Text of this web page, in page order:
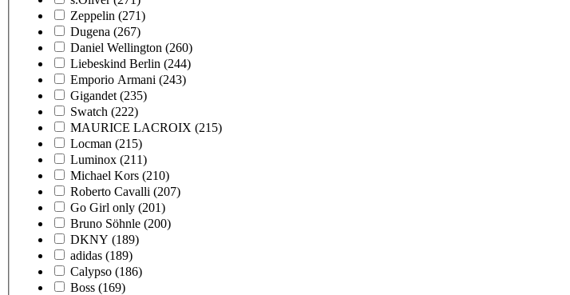
Zeppelin (271)
Dugena (267)
Daniel Wellington (260)
Liebeskind Berlin (244)
Emporio Armani (243)
Gigandet (235)
Swatch (222)
MAURICE LACROIX (215)
Locman (215)
Luminox (211)
Michael Kors (210)
Roberto Cavalli (207)
Go Girl only (201)
Bruno Söhnle (200)
DKNY (189)
adidas (189)
Calypso (186)
Boss (169)